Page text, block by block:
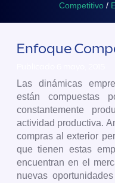
Competitivo /
Enfoque
Las dinámicas
están compuestas
constantemente
actividad productiva.
compras al exterior
que tienen estas
encuentran en el
nuevas